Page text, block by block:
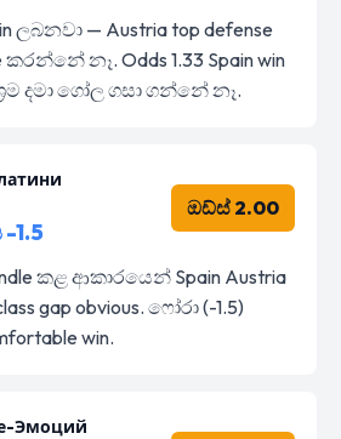
ලබනවා — Austria top defense
කරන්නේ නෑ. Odds 1.33 Spain win
දමා ගෝල ගසා ගන්නේ නෑ.
1.5
ඔඩ්ස් 2.00
කළ ආකාරයෙන් Spain Austria
gap obvious. ෆෝරා (-1.5)
win.
Эмоций